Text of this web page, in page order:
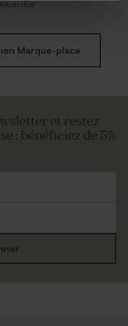
d'or
Marque-place
et restez
: bénéficiez de 5%